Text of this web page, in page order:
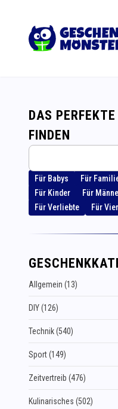
DAS
FINDEN
Für Babys Für
Für Kinder
Für
Für Verliebte
Für
Allgemein (13)
DIY (126)
Technik (540)
Sport (149)
Zeitvertreib (476)
Kulinarisches (502)